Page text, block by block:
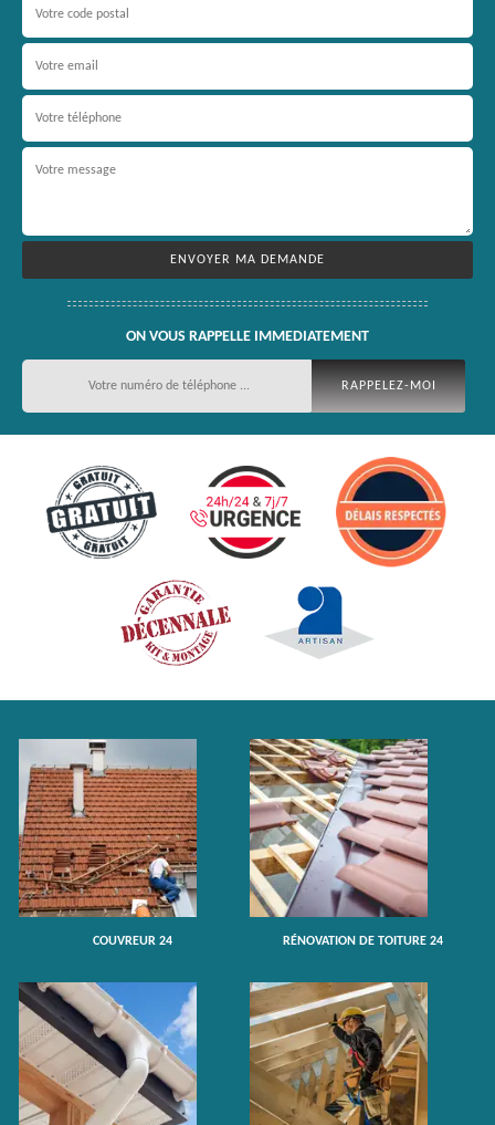
ON VOUS RAPPELLE IMMEDIATEMENT
COUVREUR 24 RÉNOVATION DE TOITURE 24